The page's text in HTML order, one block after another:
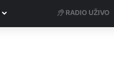
RADIO UŽIVO